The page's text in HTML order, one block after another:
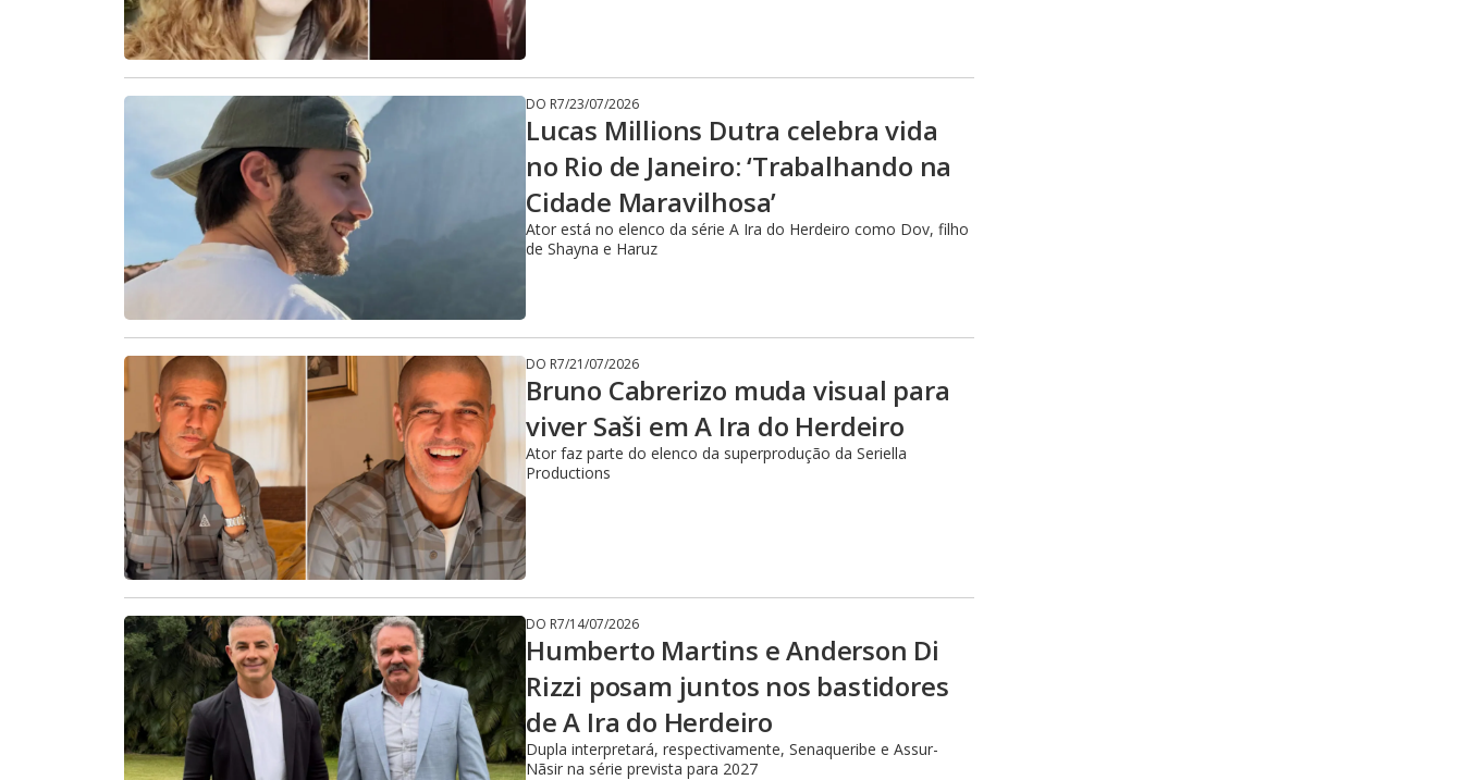
DO R7/23/07/2026
Lucas Millions Dutra celebra vida
no Rio de Janeiro: ‘Trabalhando na
Cidade Maravilhosa’
Ator está no elenco da série A Ira do Herdeiro como Dov, filho
de Shayna e Haruz
DO R7/21/07/2026
Bruno Cabrerizo muda visual para
viver Saši em A Ira do Herdeiro
Ator faz parte do elenco da superprodução da Seriella
Productions
DO R7/14/07/2026
Humberto Martins e Anderson Di
Rizzi posam juntos nos bastidores
de A Ira do Herdeiro
Dupla interpretará, respectivamente, Senaqueribe e Assur-
Nãsir na série prevista para 2027